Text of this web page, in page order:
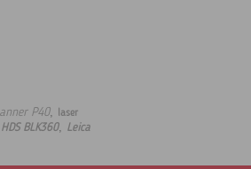
P40,
laser
HDS BLK360, Leica